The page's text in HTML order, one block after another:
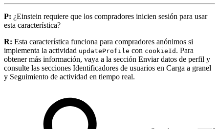
P: ¿Einstein requiere que los compradores inicien sesión para usar
esta característica?
R: Esta característica funciona para compradores anónimos si
implementa la actividad updateProfile con cookieId . Para
obtener más información, vaya a la sección Enviar datos de perfil y
consulte las secciones Identificadores de usuarios en Carga a granel
y Seguimiento de actividad en tiempo real.